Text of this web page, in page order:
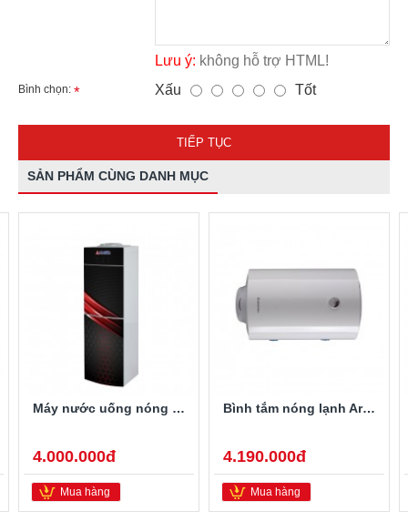
Lưu ý: không hỗ trợ HTML!
Bình chọn: Xấu Tốt
TIẾP TỤC
SẢN PHẨM CÙNG DANH MỤC
Máy nước uống nóng lạnh Alaska R-80
4.000.000đ
Mua hàng
Bình tắm nóng lạnh Ariston PRO-R40SH 2.5FE 40 Lít
4.190.000đ
Mua hàng